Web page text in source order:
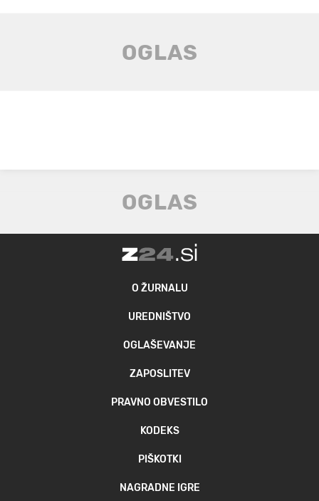
O ŽURNALU
UREDNIŠTVO
OGLAŠEVANJE
ZAPOSLITEV
PRAVNO OBVESTILO
KODEKS
PIŠKOTKI
NAGRADNE IGRE